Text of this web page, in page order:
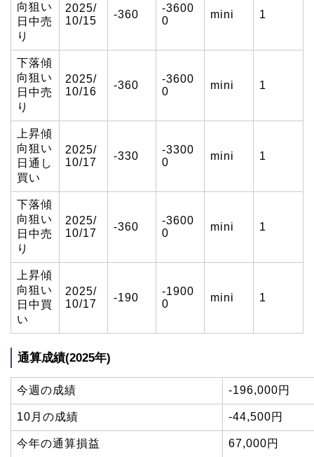
向狙い
日中売
り
2025/
10/15
-360
-3600
0
mini 1
下落傾
向狙い
日中売
り
2025/
10/16
-360
-3600
0
mini 1
上昇傾
向狙い
日通し
買い
2025/
10/17
-330
-3300
0
mini 1
下落傾
向狙い
日中売
り
2025/
10/17
-360
-3600
0
mini 1
上昇傾
向狙い
日中買
い
2025/
10/17
-190
-1900
0
mini 1
通算成績(2025年)
今週の成績 -196,000円
10月の成績 -44,500円
今年の通算損益 67,000円